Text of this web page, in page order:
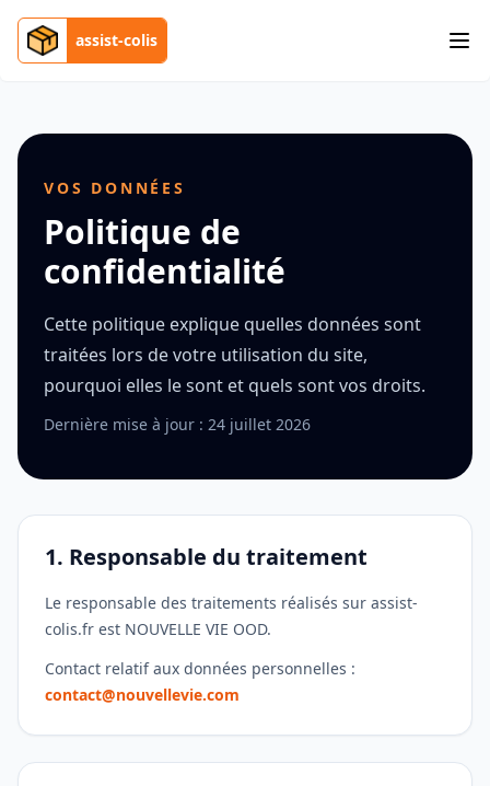
assist-colis
VOS DONNÉES
Politique de
confidentialité
Cette politique explique quelles données sont
traitées lors de votre utilisation du site,
pourquoi elles le sont et quels sont vos droits.
Dernière mise à jour : 24 juillet 2026
1. Responsable du traitement
Le responsable des traitements réalisés sur assist-
colis.fr est NOUVELLE VIE OOD.
Contact relatif aux données personnelles :
contact@nouvellevie.com